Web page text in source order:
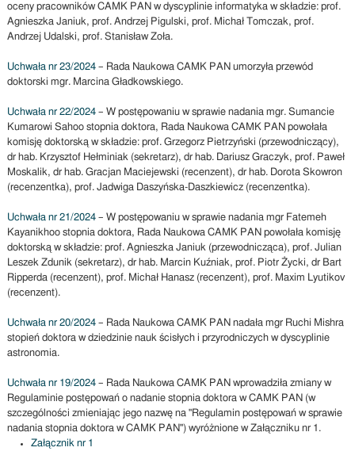
oceny pracowników CAMK PAN w dyscyplinie informatyka w składzie: prof.
Agnieszka Janiuk, prof. Andrzej Pigulski, prof. Michał Tomczak, prof.
Andrzej Udalski, prof. Stanisław Zoła.
Uchwała nr 23/2024– Rada Naukowa CAMK PAN umorzyła przewód
doktorski mgr. Marcina Gładkowskiego.
Uchwała nr 22/2024– W postępowaniu w sprawie nadania mgr. Sumancie
Kumarowi Sahoo stopnia doktora, Rada Naukowa CAMK PAN powołała
komisję doktorską w składzie: prof. Grzegorz Pietrzyński (przewodniczący),
dr hab. Krzysztof Hełminiak (sekretarz), dr hab. Dariusz Graczyk, prof. Paweł
Moskalik, dr hab. Gracjan Maciejewski (recenzent), dr hab. Dorota Skowron
(recenzentka), prof. Jadwiga Daszyńska-Daszkiewicz (recenzentka).
Uchwała nr 21/2024– W postępowaniu w sprawie nadania mgr Fatemeh
Kayanikhoo stopnia doktora, Rada Naukowa CAMK PAN powołała komisję
doktorską w składzie: prof. Agnieszka Janiuk (przewodnicząca), prof. Julian
Leszek Zdunik (sekretarz), dr hab. Marcin Kuźniak, prof. Piotr Życki, dr Bart
Ripperda (recenzent), prof. Michał Hanasz (recenzent), prof. Maxim Lyutikov
(recenzent).
Uchwała nr 20/2024– Rada Naukowa CAMK PAN nadała mgr Ruchi Mishra
stopień doktora w dziedzinie nauk ścisłych i przyrodniczych w dyscyplinie
astronomia.
Uchwała nr 19/2024– Rada Naukowa CAMK PAN wprowadziła zmiany w
Regulaminie postępowań o nadanie stopnia doktora w CAMK PAN (w
szczególności zmieniając jego nazwę na "Regulamin postępowań w sprawie
nadania stopnia doktora w CAMK PAN") wyróżnione w Załączniku nr 1.
Załącznik nr 1